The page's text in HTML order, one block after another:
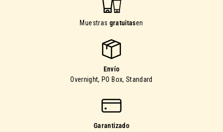
Muestras gratuitasen
Envío
Overnight, PO Box, Standard
Garantizado